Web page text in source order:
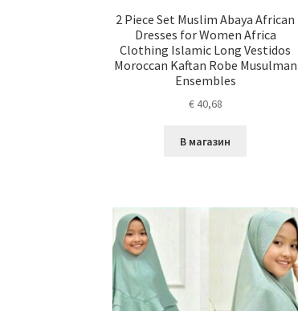
2 Piece Set Muslim Abaya African
Dresses for Women Africa
Clothing Islamic Long Vestidos
Moroccan Kaftan Robe Musulman
Ensembles
€40,68
В магазин